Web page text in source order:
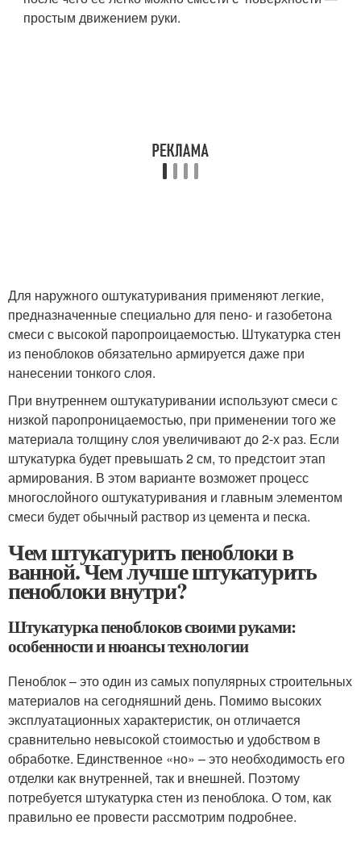
простым движением руки.
Для наружного оштукатуривания применяют легкие,
предназначенные специально для пено- и газобетона
смеси с высокой паропроицаемостью. Штукатурка стен
из пеноблоков обязательно армируется даже при
нанесении тонкого слоя.
При внутреннем оштукатуривании используют смеси с
низкой паропроницаемостью, при применении того же
материала толщину слоя увеличивают до 2-х раз. Если
штукатурка будет превышать 2 см, то предстоит этап
армирования. В этом варианте возможет процесс
многослойного оштукатуривания и главным элементом
смеси будет обычный раствор из цемента и песка.
Чем штукатурить пеноблоки в
ванной. Чем лучше штукатурить
пеноблоки внутри?
Штукатурка пеноблоков своими руками:
особенности и нюансы технологии
Пеноблок – это один из самых популярных строительных
материалов на сегодняшний день. Помимо высоких
эксплуатационных характеристик, он отличается
сравнительно невысокой стоимостью и удобством в
обработке. Единственное «но» – это необходимость его
отделки как внутренней, так и внешней. Поэтому
потребуется штукатурка стен из пеноблока. О том, как
правильно ее провести рассмотрим подробнее.